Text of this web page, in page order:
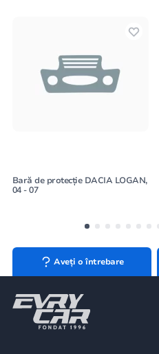
Bară de protecție DACIA LOGAN,
04 - 07
Aveți o întrebare